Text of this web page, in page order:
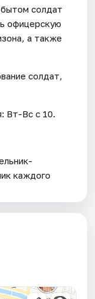
бытом солдат
офицерскую
а также
солдат,
Вт-Вс с 10.
каждого